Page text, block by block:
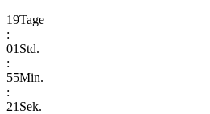
19Tage
:
01 Std.
:
55Min.
:
21 Sek.